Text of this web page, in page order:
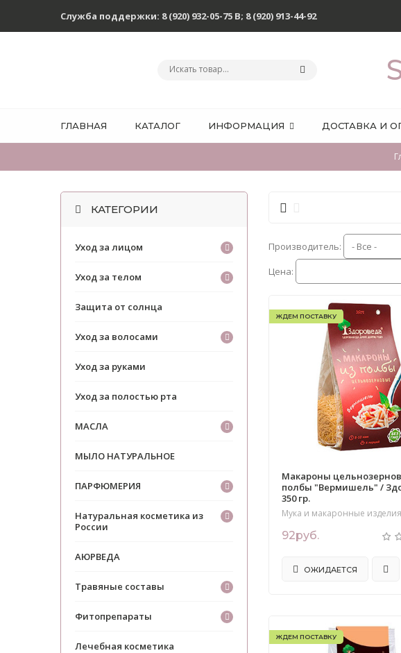
Служба поддержки: 8 (920) 932-05-75 В; 8 (920) 913-44-92
ГЛАВНАЯ КАТАЛОГ ИНФОРМАЦИЯ ДОСТАВКА И
Производитель:
Цена:
ЖДЕМ ПОСТАВКУ
Макароны
полбы "Вермишель" /
350 гр.
Мука и макаронные изделия
92руб.
ОЖИДАЕТСЯ
ЖДЕМ ПОСТАВКУ
КАТЕГОРИИ
Уход за лицом
Уход за телом
Защита от солнца
Уход за волосами
Уход за руками
Уход за полостью рта
МАСЛА
МЫЛО НАТУРАЛЬНОЕ
ПАРФЮМЕРИЯ
Натуральная косметика из
России
АЮРВЕДА
Травяные составы
Фитопрепараты
Лечебная косметика